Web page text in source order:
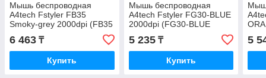
Мышь беспроводная
A4tech Fstyler FB35
Smoky-grey 2000dpi (FB35
Smoky-grey Fstyler)
6 463 ₸
Купить
Мышь беспроводная
A4tech Fstyler FG30-BLUE
2000dpi (FG30-BLUE
5 235₸
Купить
5